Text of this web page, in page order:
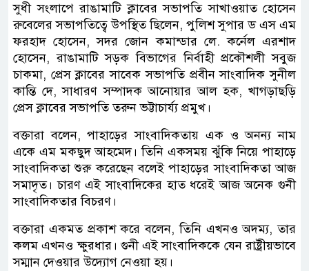
সুধী সংলাপে রাঙামা‌টি ক্লাবের সভাপতি সাখাওয়াত হোসেন
রুবেলের সভাপতিত্বে উপস্থিত ছিলেন, পুলিশ সুপার ড এস এম
ফরহাদ হোসেন, সদর জোন কমান্ডার লে. কর্নেল এরশাদ
হোসেন, রাঙামাটি সড়ক বিভাগের নির্বাহী প্রকৌশলী সবুজ
চাকমা, প্রেস ক্লাবের সাবেক সভাপতি প্রবীন সাংবাদিক সুনীল
কান্তি দে, সাধারণ সম্পাদক আনোয়ার আল হক, খাগড়াছড়ি
প্রেস ক্লাবের সভাপতি তরুন ভট্টাচার্য্য প্রমুখ।
বক্তারা ব‌লেন, পাহাড়ের সাংবা‌দিকতায় এক ও অনন্য নাম
একে এম মকছুদ আহ‌মেদ। তি‌নি একসময় ঝু‌ঁকি নি‌য়ে পাহা‌ড়ে
সাংবা‌দিকতা শুরু ক‌রে‌ছেন ব‌লেই পাহা‌ড়ের সাংবা‌দিকতা আজ
সমাদৃত। চারণ এই সাংবা‌দি‌কের হাত ধ‌রেই আজ অ‌নেক গুনী
সাংবা‌দিকতার বিচরণ।
বক্তারা এক‌মত প্রকাশ ক‌রে ব‌লেন, ‌তি‌নি এখনও অদম্য, তার
কলম এখনও ক্ষুরধার। গুনী এই সাংবা‌দিক‌কে যেন রাষ্ট্রীয়ভা‌বে
সম্মান দেওয়ার উদ্যোগ নেওয়া হয়।